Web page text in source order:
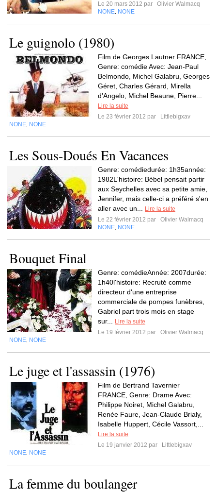
Le 20 mars 2012 par
Olivier Walmacq
NONE NONE
Le guignolo (1980)
Film de Georges Lautner FRANCE,
Genre: comédie Avec: Jean-Paul
Belmondo, Michel Galabru, Georges
Géret, Charles Gérard, Mirella
d'Angelo, Michel Beaune, Pierre...
Lire la suite
Le 23 février 2012 par
Littlebigxav
NONE NONE
Les Sous-Doués En Vacances
Genre: comédiedurée: 1h35année:
1982L'histoire: Bébel pensait partir
aux Seychelles avec sa petite amie,
Jennifer, mais celle-ci a préféré s'en
aller avec un...
Lire la suite
Le 22 février 2012 par
Olivier Walmacq
NONE NONE
Bouquet Final
Genre: comédieAnnée: 2007durée:
1h40l'histoire: Recruté comme
directeur d'une entreprise
commerciale de pompes funèbres,
Gabriel part trois mois en stage
sur...
Lire la suite
Le 19 février 2012 par
Olivier Walmacq
NONE NONE
Le juge et l'assassin (1976)
Film de Bertrand Tavernier
FRANCE, Genre: Drame Avec:
Philippe Noiret, Michel Galabru,
Renée Faure, Jean-Claude Brialy,
Isabelle Huppert, Cécile Vassort,...
Lire la suite
Le 19 janvier 2012 par
Littlebigxav
NONE NONE
La femme du boulanger